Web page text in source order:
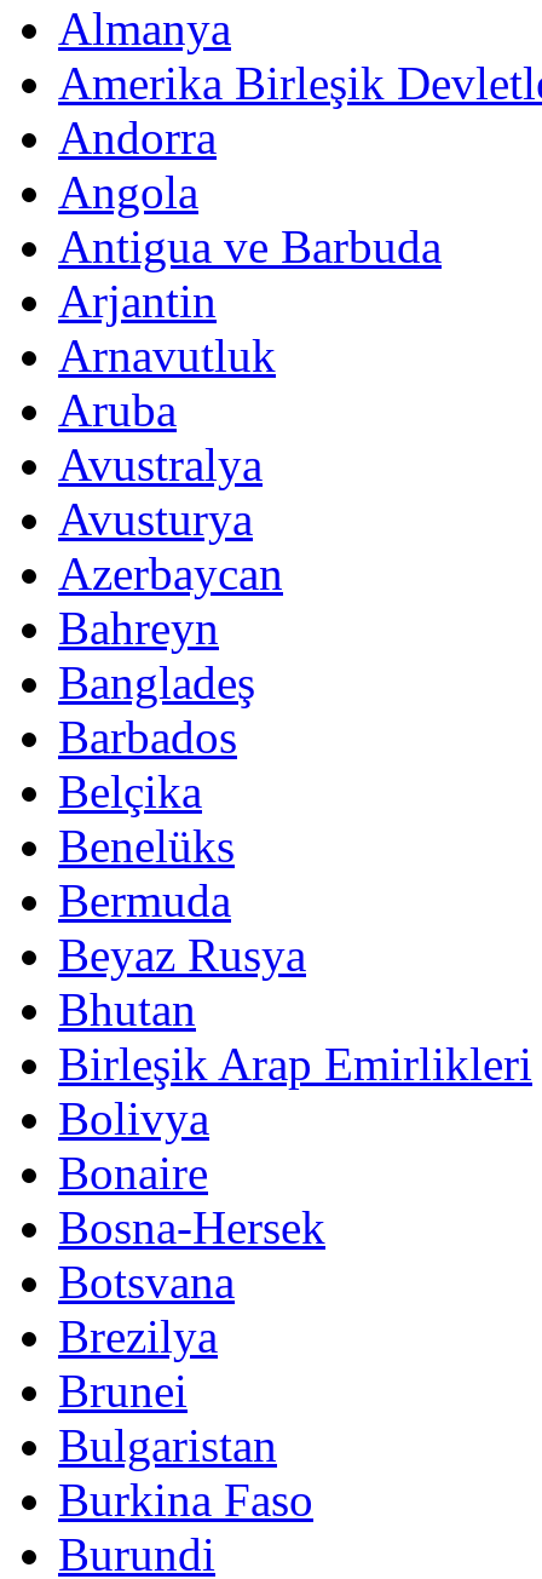
Almanya
Amerika Birleşik
Andorra
Angola
Antigua ve Barbuda
Arjantin
Arnavutluk
Aruba
Avustralya
Avusturya
Azerbaycan
Bahreyn
Bangladeş
Barbados
Belçika
Benelüks
Bermuda
Beyaz Rusya
Bhutan
Birleşik Arap Emirlikleri
Bolivya
Bonaire
Bosna-Hersek
Botsvana
Brezilya
Brunei
Bulgaristan
Burkina Faso
Burundi